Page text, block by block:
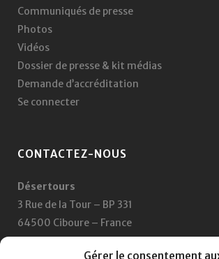
Gérer le consentement
Communiqués de presse
Photos
Vidéos
Dossier de presse & kit médias
Demande d’accréditation
Se connecter
CONTACTEZ-NOUS
Désertours
3 Rue de la Tour – BP 331
64500 Ciboure – France
+33 5 59 47 47 47